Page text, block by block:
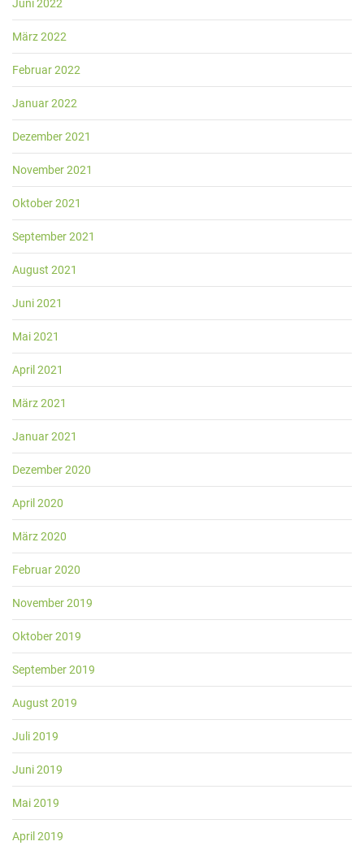
Juni 2022
März 2022
Februar 2022
Januar 2022
Dezember 2021
November 2021
Oktober 2021
September 2021
August 2021
Juni 2021
Mai 2021
April 2021
März 2021
Januar 2021
Dezember 2020
April 2020
März 2020
Februar 2020
November 2019
Oktober 2019
September 2019
August 2019
Juli 2019
Juni 2019
Mai 2019
April 2019